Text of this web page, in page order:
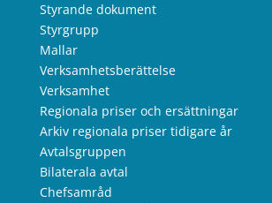
Styrande dokument
Styrgrupp
Mallar
Verksamhetsberättelse
Verksamhet
Regionala priser och ersättningar
Arkiv regionala priser tidigare år
Avtalsgruppen
Bilaterala avtal
Chefsamråd